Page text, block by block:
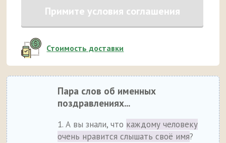
Примите условия соглашения
Стоимость доставки
Пара слов об именных
поздравлениях...
1. А вы знали, что каждому человеку
очень нравится слышать своё имя?